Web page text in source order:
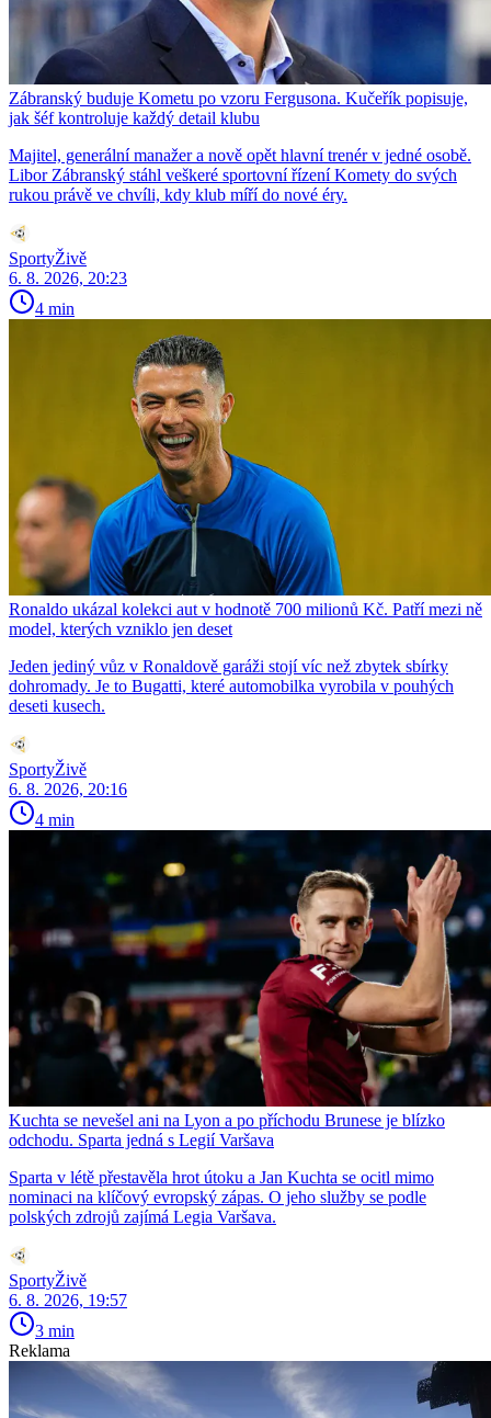
Zábranský buduje Kometu po vzoru Fergusona. Kučeřík popisuje,
jak šéf kontroluje každý detail klubu
Majitel, generální manažer a nově opět hlavní trenér v jedné osobě.
Libor Zábranský stáhl veškeré sportovní řízení Komety do svých
rukou právě ve chvíli, kdy klub míří do nové éry.
SportyŽivě
6. 8. 2026, 20:23
4 min
Ronaldo ukázal kolekci aut v hodnotě 700 milionů Kč. Patří mezi ně
model, kterých vzniklo jen deset
Jeden jediný vůz v Ronaldově garáži stojí víc než zbytek sbírky
dohromady. Je to Bugatti, které automobilka vyrobila v pouhých
deseti kusech.
SportyŽivě
6. 8. 2026, 20:16
4 min
Kuchta se nevešel ani na Lyon a po příchodu Brunese je blízko
odchodu. Sparta jedná s Legií Varšava
Sparta v létě přestavěla hrot útoku a Jan Kuchta se ocitl mimo
nominaci na klíčový evropský zápas. O jeho služby se podle
polských zdrojů zajímá Legia Varšava.
SportyŽivě
6. 8. 2026, 19:57
3 min
Reklama